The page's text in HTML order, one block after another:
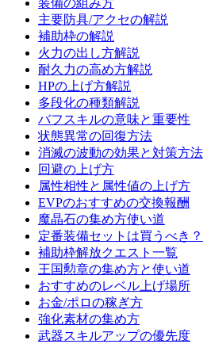
装備の組み方
主要防具/アクセの解説
補助枠の解説
火力の出し方解説
耐久力の高め方解説
HPの上げ方解説
多段化の種類解説
バフスキルの意味と重要性
状態異常の回復方法
消滅の波動の効果と対策方法
回避の上げ方
属性相性と属性値の上げ方
EVPのおすすめの交換報酬
魔晶石の集め方使い道
定番装備セットは買うべき？
補助枠解放クエスト一覧
王国勲章の集め方と使い道
おすすめのレベル上げ場所
お金/ポロの稼ぎ方
強化素材の集め方
武器スキルアップの優先度